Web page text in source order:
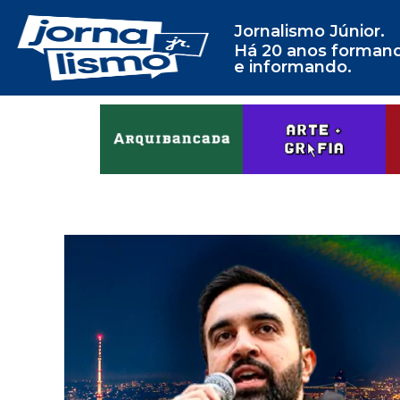
Jornalismo Júnior.
Há 20 anos
e informando.